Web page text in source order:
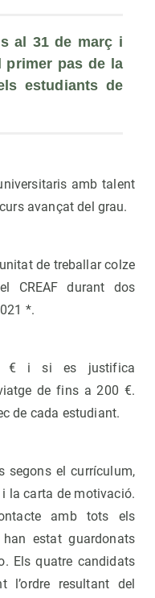
al 31 de març i
primer pas de la
estudiants de
amb talent
avançat del grau.
de treballar colze
CREAF durant dos
*.
€ i si es justifica
de fins a 200 €.
de cada estudiant.
segons el currículum,
la carta de motivació.
amb tots els
estat guardonats
Els quatre candidats
l’ordre resultant del